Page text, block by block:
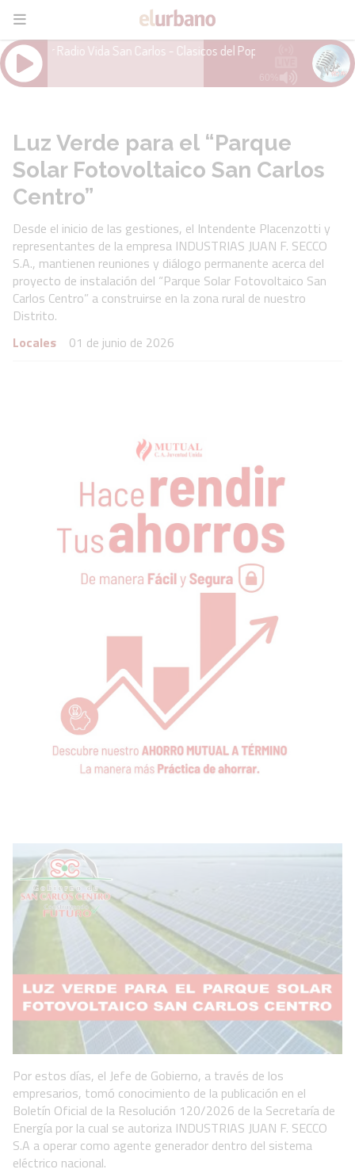
Luz Verde para el “Parque
Solar Fotovoltaico San Carlos
Centro”
Desde el inicio de las gestiones, el Intendente Placenzotti y
representantes de la empresa INDUSTRIAS JUAN F. SECCO
S.A., mantienen reuniones y diálogo permanente acerca del
proyecto de instalación del “Parque Solar Fotovoltaico San
Carlos Centro” a construirse en la zona rural de nuestro
Distrito.
Locales
01 de junio de 2026
Por estos días, el Jefe de Gobierno, a través de los
empresarios, tomó conocimiento de la publicación en el
Boletín Oficial de la Resolución 120/2026 de la Secretaría de
Energía por la cual se autoriza INDUSTRIAS JUAN F. SECCO
S.A a operar como agente generador dentro del sistema
eléctrico nacional.